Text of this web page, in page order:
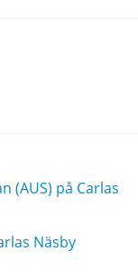
(AUS) på Carlas
Näsby